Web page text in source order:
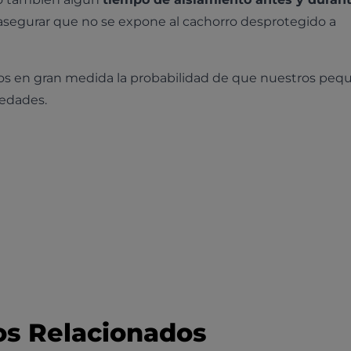
que no se expone al cachorro desprotegido a
en gran medida la probabilidad de que nuestros
Relacionados